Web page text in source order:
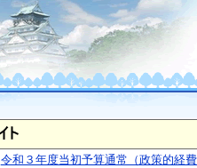
令和３年度当初予算通常（政策的経